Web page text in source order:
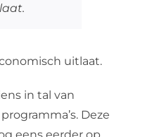
uitlaat.
in tal van
Deze